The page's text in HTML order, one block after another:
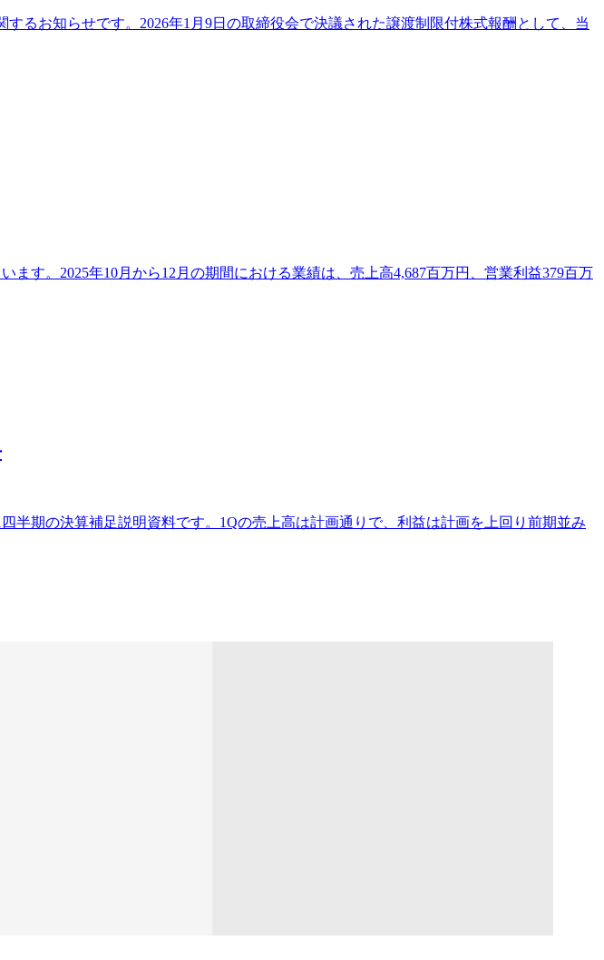
るお知らせです。2026年1月9日の取締役会で決議された譲渡制限付株式報酬として、当
す。2025年10月から12月の期間における業績は、売上高4,687百万円、営業利益379百万
半期の決算補足説明資料です。1Qの売上高は計画通りで、利益は計画を上回り前期並み